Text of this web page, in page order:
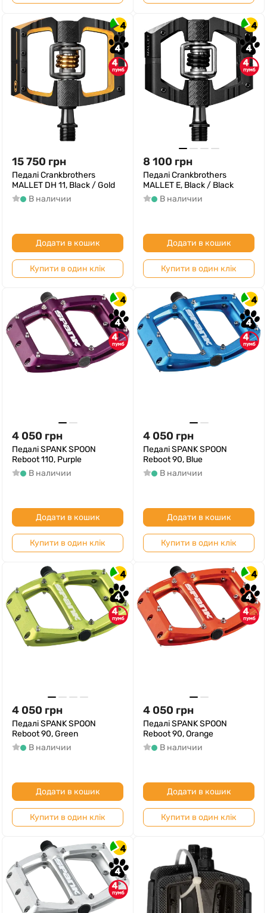
4
4
4
15 750 грн
Педалі Crankbrothers
MALLET DH 11, Black / Gold
В наличии
Додати в кошик
Купити в один клік
4
4
4
8 100 грн
Педалі Crankbrothers
MALLET E, Black / Black
В наличии
Додати в кошик
Купити в один клік
4
4
4
4 050 грн
Педалі SPANK SPOON
Reboot 110, Purple
В наличии
Додати в кошик
Купити в один клік
4
4
4
4 050 грн
Педалі SPANK SPOON
Reboot 90, Blue
В наличии
Додати в кошик
Купити в один клік
4
4
4
4 050 грн
Педалі SPANK SPOON
Reboot 90, Green
В наличии
Додати в кошик
Купити в один клік
4
4
4
4 050 грн
Педалі SPANK SPOON
Reboot 90, Orange
В наличии
Додати в кошик
Купити в один клік
4
4
4